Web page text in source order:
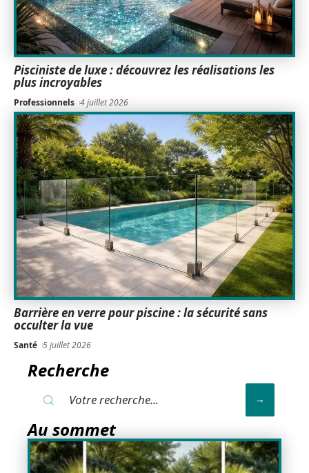
Pisciniste de luxe : découvrez les réalisations les
plus incroyables
Professionnels 4 juillet 2026
Barrière en verre pour piscine : la sécurité sans
occulter la vue
Santé 5 juillet 2026
Recherche
Au sommet